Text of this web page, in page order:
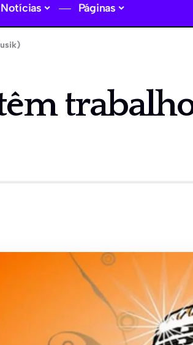
Notícias Páginas